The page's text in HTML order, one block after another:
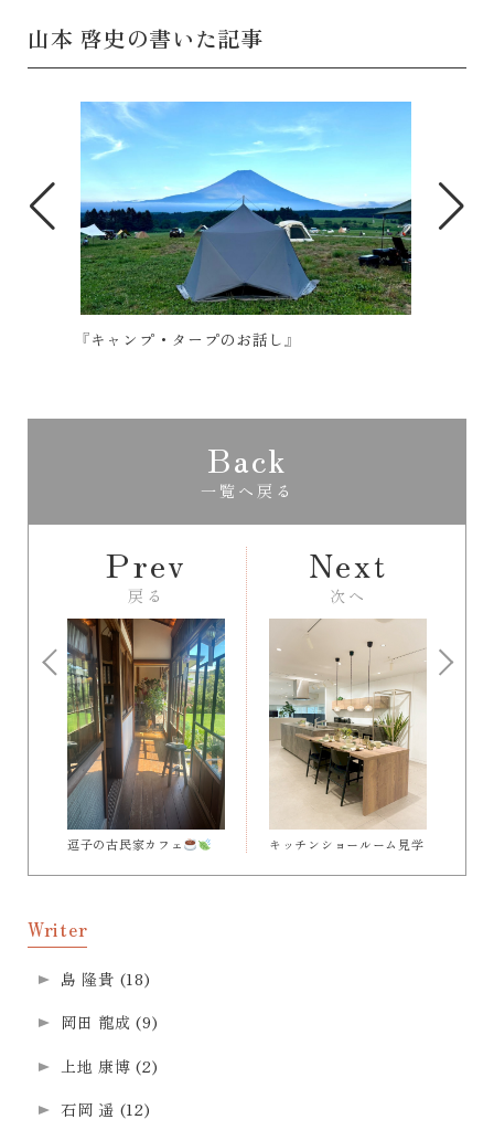
山本 啓史の書いた記事
『キャンプ・タープのお話し』
Prev
戻る
逗子の古民家カフェ
Back
一覧へ戻る
キッチンショールーム見学
Next
次へ
Writer
島 隆貴 (18)
岡田 龍成 (9)
上地 康博 (2)
石岡 遥 (12)